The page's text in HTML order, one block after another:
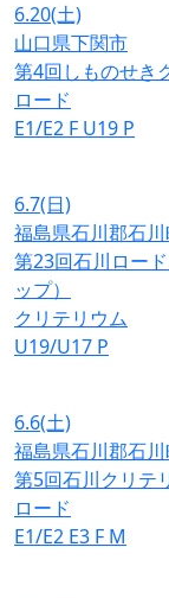
6.20(土)
山口県下関市
第4回しものせき
ロード
E1/E2 F U19 P
6.7(日)
福島県石川郡石
第23回石川ロー
ップ）
クリテリウム
U19/U17 P
6.6(土)
福島県石川郡石
第5回石川クリテ
ロード
E1/E2 E3 F M